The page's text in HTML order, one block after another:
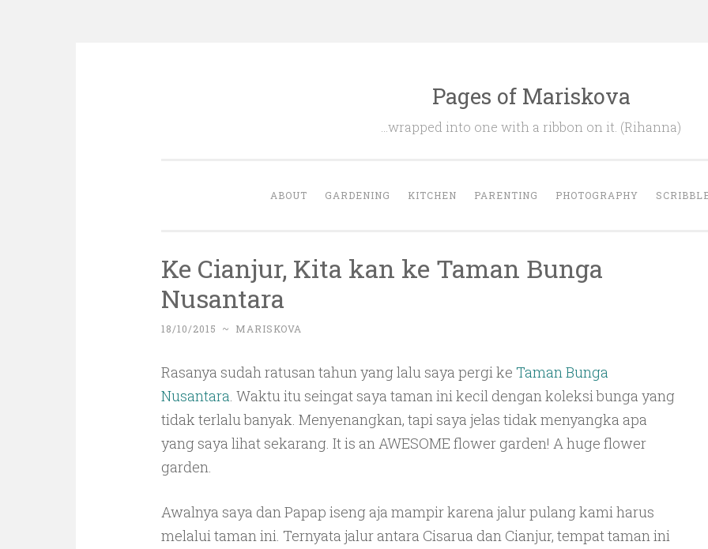
Pages of Mariskova
…wrapped into one with a ribbon on it. (Rihanna)
ABOUT GARDENING KITCHEN PARENTING PHOTOGRAPHY
Ke Cianjur, Kita kan ke Taman Bunga
Nusantara
18/10/2015 ~ MARISKOVA
Rasanya sudah ratusan tahun yang lalu saya pergi ke Taman Bunga
Nusantara. Waktu itu seingat saya taman ini kecil dengan koleksi bunga yang
tidak terlalu banyak. Menyenangkan, tapi saya jelas tidak menyangka apa
yang saya lihat sekarang. It is an AWESOME flower garden! A huge flower
garden.
Awalnya saya dan Papap iseng aja mampir karena jalur pulang kami harus
melalui taman ini. Ternyata jalur antara Cisarua dan Cianjur, tempat taman ini